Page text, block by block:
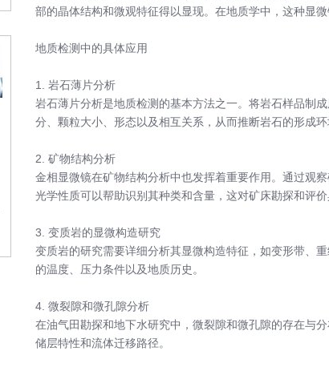
部的晶体结构和微观特征得以显现。在地质学中，这种显
地质检测中的具体应用
1. 岩石薄片分析
岩石薄片分析是地质检测的基本方法之一。将岩石样品制
分、颗粒大小、形态以及相互关系，从而推断岩石的形成环
2. 矿物结构分析
金相显微镜在矿物结构分析中也发挥着重要作用。通过观
光学性质可以帮助识别其种类和含量，这对矿床勘探和评价
3. 变质岩的显微构造研究
变质岩的研究需要详细分析其显微构造特征，如变形带、
的温度、压力条件以及地质历史。
4. 微裂隙和微孔隙分析
在油气田勘探和地下水研究中，微裂隙和微孔隙的存在与
储层特性和流体迁移路径。